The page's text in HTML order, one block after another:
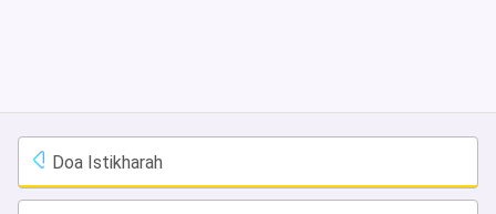
Doa Istikharah